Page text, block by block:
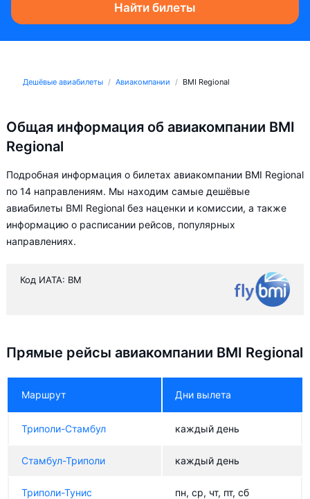
Найти билеты
Дешёвые авиабилеты Авиакомпании BMI Regional
Общая информация об авиакомпании BMI
Regional
Подробная информация о билетах авиакомпании BMI Regional
по 14 направлениям. Мы находим самые дешёвые
авиабилеты BMI Regional без наценки и комиссии, а также
информацию о расписании рейсов, популярных
направлениях.
Код ИАТА: BM
Прямые рейсы авиакомпании BMI Regional
Маршрут Дни вылета
Триполи-Стамбул каждый день
Стамбул-Триполи каждый день
Триполи-Тунис пн, ср, чт, пт, сб